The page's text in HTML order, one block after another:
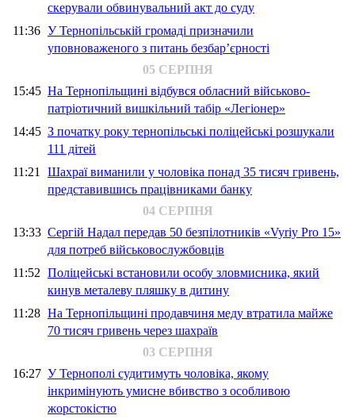
скерували обвинувальний акт до суду
11:36 У Тернопільській громаді призначили
уповноваженого з питань безбар’єрності
05 СЕРПНЯ
15:45 На Тернопільщині відбувся обласний військово-
патріотичний вишкільний табір «Легіонер»
14:45 З початку року тернопільські поліцейські розшукали
111 дітей
11:21 Шахраї виманили у чоловіка понад 35 тисяч гривень,
представившись працівниками банку
04 СЕРПНЯ
13:33 Сергій Надал передав 50 безпілотників «Vyriy Pro 15»
для потреб військовослужбовців
11:52 Поліцейські встановили особу зловмисника, який
кинув металеву пляшку в дитину
11:28 На Тернопільщині продавчиня меду втратила майже
70 тисяч гривень через шахраїв
03 СЕРПНЯ
16:27 У Тернополі судитимуть чоловіка, якому
інкримінують умисне вбивство з особливою
жорстокістю